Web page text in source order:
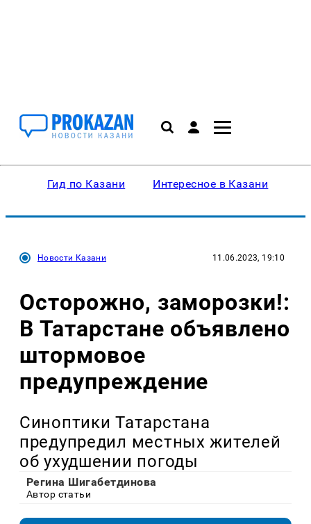
Гид по Казани Интересное в Казани
Новости Казани 11.06.2023, 19:10
Осторожно, заморозки!:
В Татарстане объявлено
штормовое
предупреждение
Синоптики Татарстана
предупредил местных жителей
об ухудшении погоды
Регина Шигабетдинова
Автор статьи